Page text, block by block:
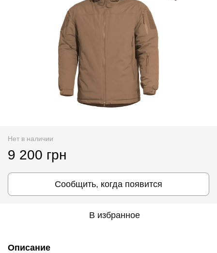
Нет в наличии
9 200 грн
Сообщить, когда появится
В избранное
Описание